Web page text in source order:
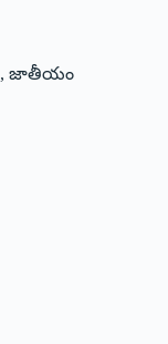
, జాతీయం